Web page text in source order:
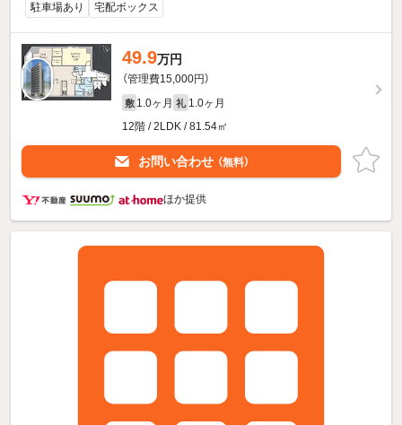
駐車場あり 宅配ボックス
49.9万円
（管理費15,000円）
敷 1.0ヶ月 礼 1.0ヶ月
12階 / 2LDK / 81.54㎡
お問い合わせ （無料）
ほか提供